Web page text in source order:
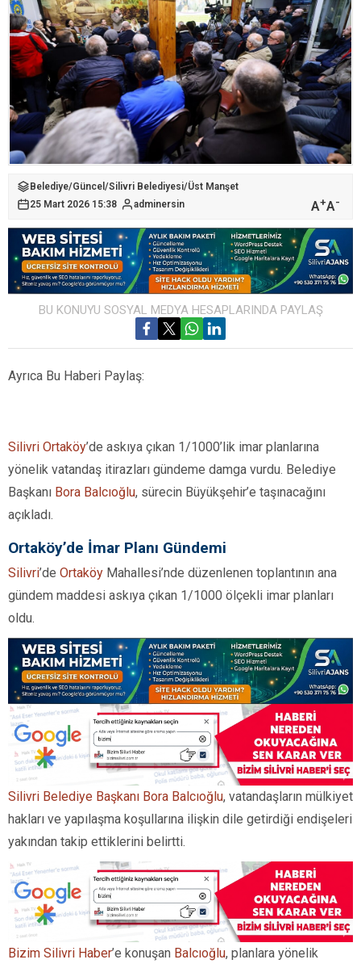
Belediye/Güncel /Silivri Belediyesi/Üst Manşet
25 Mart 2026 15:38
adminersin A+A-
BU KONUYU SOSYAL MEDYA HESAPLARINDA PAYLAŞ
Ayrıca Bu Haberi Paylaş:
Silivri Ortaköy’de askıya çıkan 1/1000’lik imar planlarına
yönelik vatandaş itirazları gündeme damga vurdu. Belediye
Başkanı Bora Balcıoğlu, sürecin Büyükşehir’e taşınacağını
açıkladı.
Ortaköy’de İmar Planı Gündemi
Silivri’de Ortaköy Mahallesi’nde düzenlenen toplantının ana
gündem maddesi askıya çıkan 1/1000 ölçekli imar planları
oldu.
Silivri Belediye Başkanı Bora Balcıoğlu, vatandaşların mülkiyet
hakları ve yapılaşma koşullarına ilişkin dile getirdiği endişeleri
yakından takip ettiklerini belirtti.
Bizim Silivri Haber’e konuşan Balcıoğlu, planlara yönelik